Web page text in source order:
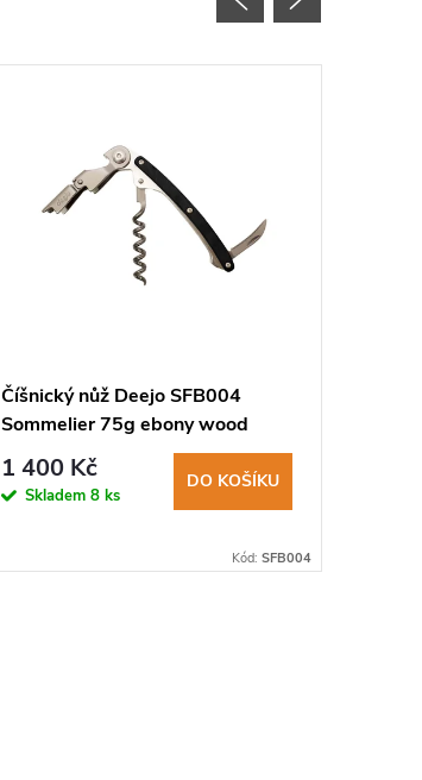
Číšnický nůž Deejo SFB004
Sommelier 75g ebony wood
1 400 Kč
Skladem 8 ks
DO KOŠÍKU
Kód: SFB004